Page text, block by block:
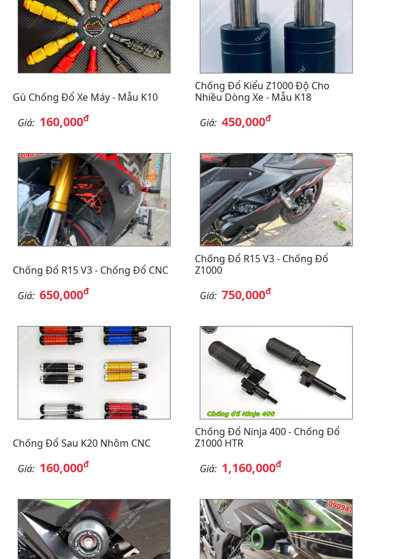
Gù Chống Đổ Xe Máy - Mẫu K10
Giá: 160,000đ
Chống Đổ Kiểu Z1000 Độ Cho
Nhiều Dòng Xe - Mẫu K18
Giá: 450,000đ
Chống Đổ R15 V3 - Chống Đổ CNC
Giá: 650,000đ
Chống Đổ R15 V3 - Chống Đổ
Z1000
Giá: 750,000đ
Chống Đổ Sau K20 Nhôm CNC
Giá: 160,000đ
Chống Đổ Ninja 400 - Chống Đổ
Z1000 HTR
Giá: 1,160,000đ